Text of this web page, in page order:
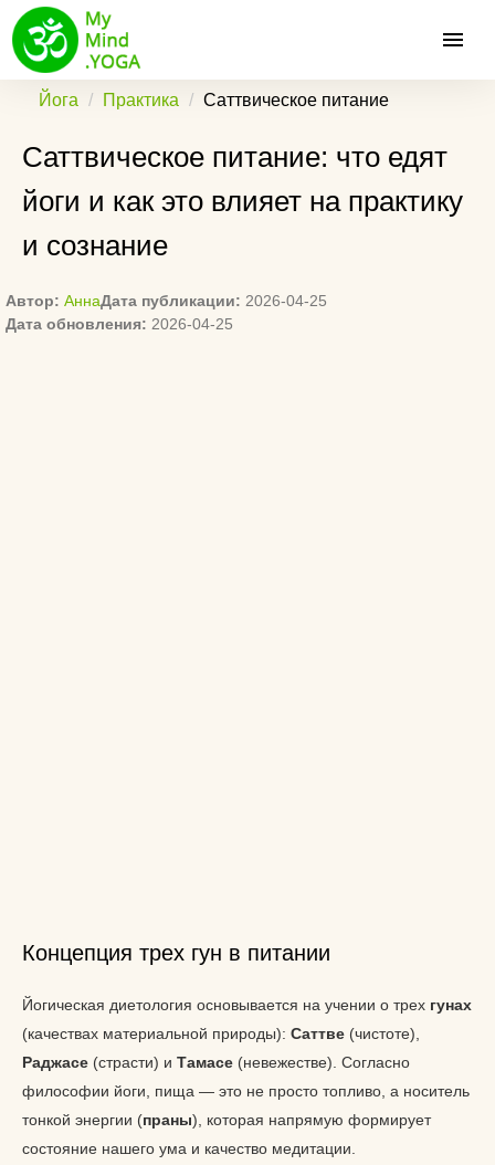
Йога Практика Саттвическое питание
Саттвическое питание: что едят
йоги и как это влияет на практику
и сознание
Автор: АннаДата публикации: 2026-04-25
Дата обновления: 2026-04-25
Концепция трех гун в питании
Йогическая диетология основывается на учении о трех гунах
(качествах материальной природы): Саттве (чистоте),
Раджасе (страсти) и Тамасе (невежестве). Согласно
философии йоги, пища — это не просто топливо, а носитель
тонкой энергии (праны), которая напрямую формирует
состояние нашего ума и качество медитации.